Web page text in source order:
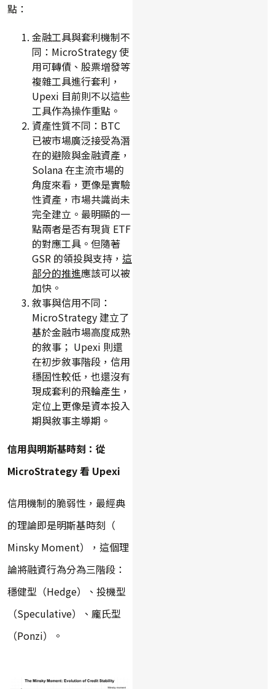
點：
金融工具與套利機制不
同：MicroStrategy 使
用可轉債、股票增發等
複雜工具進行套利，
Upexi 目前則不以這些
工具作為操作重點。
資產性質不同：BTC
已被市場廣泛接受為潛
在的避險與金融資產，
Solana 在主流市場的
角度來看，更像是實驗
性資產，市場共識尚未
完全建立。最明顯的一
點兩者是否有現貨 ETF
的對應工具。但隨著
GSR 的領投與支持， 這
部分的推進應該可以被
加快。
敘事與信用不同：
MicroStrategy 建立了
基於金融市場高度成熟
的敘事； Upexi 則還
在初步敘事階段，信用
穩固性較低，也還沒有
現成套利的飛輪產生，
定位上更像是資本投入
期與敘事主導期。
信用與明斯基時刻：從
MicroStrategy 看 Upexi
信用機制的脆弱性，最經典
的理論即是明斯基時刻（
Minsky Moment），這個理
論將融資行為分為三階段：
穩健型（Hedge）、投機型
（Speculative）、龐氏型
（Ponzi）。